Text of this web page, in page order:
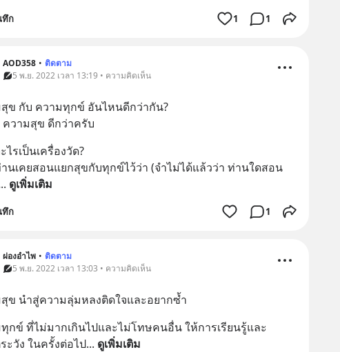
ก 1 1
AOD358 • ติดตาม
5 พ.ย. 2022 เวลา 13:19 • ความคิดเห็น
ข กับ ความทุกข์ อันไหนดีกว่ากัน?
ความสุข ดีกว่าครับ
ไรเป็นเครื่องวัด?
นเคยสอนแยกสุขกับทุกข์ไว้ว่า (จำไม่ได้แล้วว่า ท่านใดสอน
ดูเพิ่มเติม
ก 1
ผ่องอำไพ • ติดตาม
5 พ.ย. 2022 เวลา 13:03 • ความคิดเห็น
ข​ นำสู่ความลุ่มหลงติดใจและอยากซ้ำ
กข์ ที่ไม่มากเกินไปและไม่โทษคนอื่น ให้การเรียนรู้และ
ะวัง ในครั้งต่อไป... ดูเพิ่มเติม